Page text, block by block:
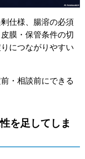
仕様、腸溶の必須
膜・保管条件の切
につながりやすい
・相談前にできる
を足してしま